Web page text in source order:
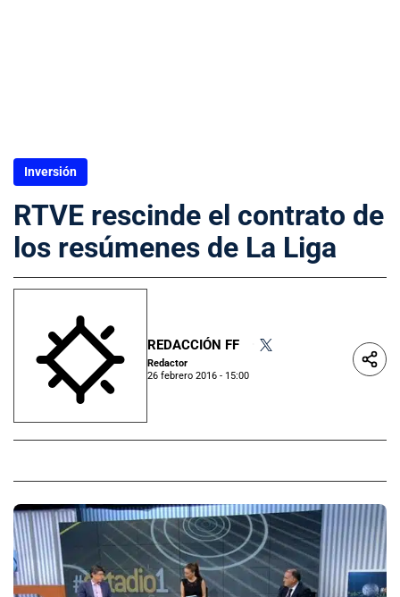
Inversión
RTVE rescinde el contrato de
los resúmenes de La Liga
REDACCIÓN FF
Redactor
26 febrero 2016 - 15:00